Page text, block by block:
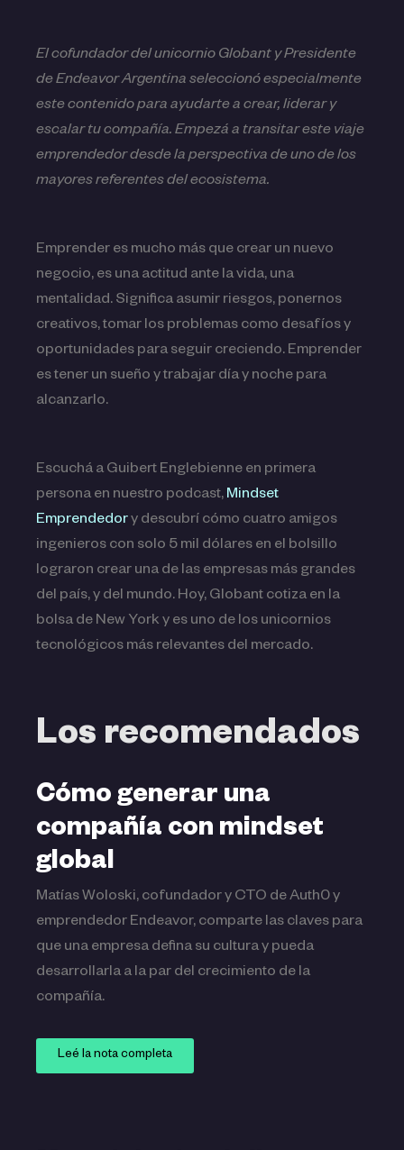
El cofundador del unicornio Globant y Presidente
de Endeavor Argentina seleccionó especialmente
este contenido para ayudarte a crear, liderar y
escalar tu compañía. Empezá a transitar este viaje
emprendedor desde la perspectiva de uno de los
mayores referentes del ecosistema.
Emprender es mucho más que crear un nuevo
negocio, es una actitud ante la vida, una
mentalidad. Significa asumir riesgos, ponernos
creativos, tomar los problemas como desafíos y
oportunidades para seguir creciendo. Emprender
es tener un sueño y trabajar día y noche para
alcanzarlo.
Escuchá a Guibert Englebienne en primera
persona en nuestro podcast, Mindset
Emprendedory descubrí cómo cuatro amigos
ingenieros con solo 5 mil dólares en el bolsillo
lograron crear una de las empresas más grandes
del país, y del mundo. Hoy, Globant cotiza en la
bolsa de New York y es uno de los unicornios
tecnológicos más relevantes del mercado.
Los recomendados
Cómo generar una
compañía con mindset
global
Matías Woloski, cofundador y CTO de Auth0 y
emprendedor Endeavor, comparte las claves para
que una empresa defina su cultura y pueda
desarrollarla a la par del crecimiento de la
compañía.
Leé la nota completa